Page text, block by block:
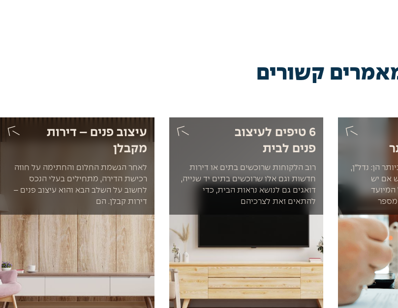
קשורים
הן: נדל"ן,
אם יש
מספר
6 טיפים לעיצוב
פנים לבית
רוב הלקוחות שרוכשים בתים או דירות
חדשות וגם אלו שרוכשים בתים יד שנייה,
דואגים גם לנושא נראות הבית, כדי
להתאים זאת לצרכיהם
עיצוב פנים – דירות
מקבלן
לאחר הגשמת החלום והחתימה על חוזה
רכישת הדירה, מתחילים בעלי הנכס
לחשוב על השלב הבא והוא עיצוב פנים –
דירות קבלן. הם